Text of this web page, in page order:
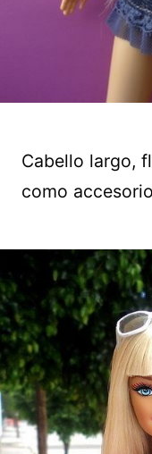
Cabello largo,
como